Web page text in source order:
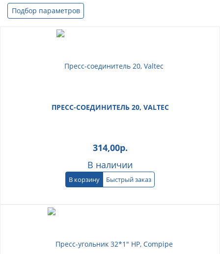
Подбор параметров
ПРЕСС-СОЕДИНИТЕЛЬ 20, VALTEC
314,00р.
В наличии
В корзину Быстрый заказ